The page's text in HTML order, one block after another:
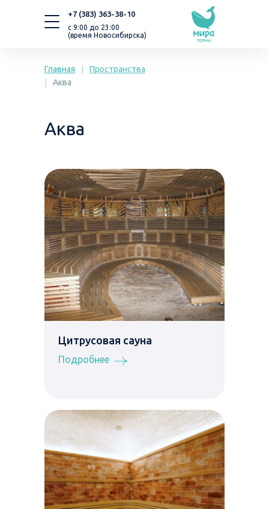
с 9:00 до 23:00
(время Новосибирска)
+7 (383) 363-38-10
Главная
Пространства
Аква
Цитрусовая сауна
Подробнее
Аква